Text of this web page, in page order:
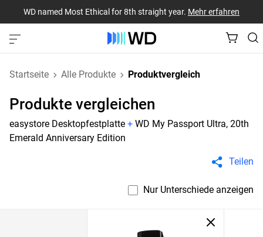
WD named Most Ethical for 8th straight year. Mehr erfahren
Startseite Alle Produkte Produktvergleich
Produkte vergleichen
easystore Desktopfestplatte + WD My Passport Ultra, 20th
Emerald Anniversary Edition
Teilen
Nur Unterschiede anzeigen